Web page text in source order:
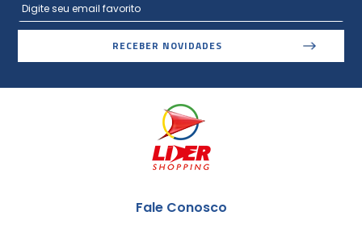
RECEBER NOVIDADES
Fale Conosco